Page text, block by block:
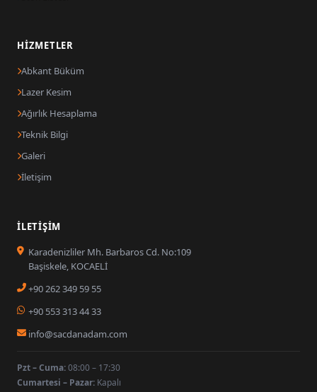
HIZMETLER
Abkant Büküm
Lazer Kesim
Ağırlık Hesaplama
Teknik Bilgi
Galeri
İletişim
İLETIŞIM
Karadenizliler Mh. Barbaros Cd. No:109
Başiskele, KOCAELİ
+90 262 349 59 55
+90 553 313 44 33
info@sacdanadam.com
Pzt – Cuma:08:00 – 17:30
Cumartesi – Pazar: Kapalı